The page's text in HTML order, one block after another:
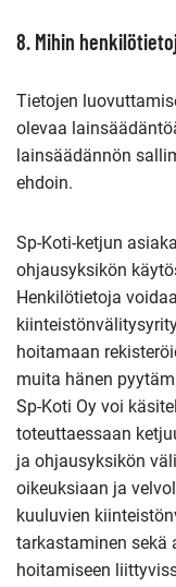
8. Mihin
Tietojen
olevaa
lainsäädännön
ehdoin.
Sp-Koti-ketjun
ohjausyksikön
Henkilötietoja
hoitamaan
muita hänen
Sp-Koti Oy voi
toteuttaessaan
ja ohjausyksikön
oikeuksiaan ja
kuuluvien
tarkastaminen sekä
hoitamiseen